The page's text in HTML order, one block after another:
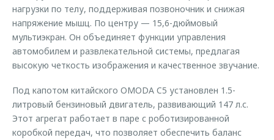
нагрузки по телу, поддерживая позвоночник и снижая
напряжение мышц. По центру — 15,6-дюймовый
мультиэкран. Он объединяет функции управления
автомобилем и развлекательной системы, предлагая
высокую четкость изображения и качественное звучание.
Под капотом китайского OMODA C5 установлен 1.5-
литровый бензиновый двигатель, развивающий 147 л.с.
Этот агрегат работает в паре с роботизированной
коробкой передач, что позволяет обеспечить баланс